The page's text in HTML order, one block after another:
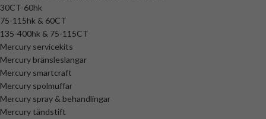
30CT-60hk
75-115hk & 60CT
135-400hk & 75-115CT
Mercury servicekits
Mercury bränsleslangar
Mercury smartcraft
Mercury spolmuffar
Mercury spray & behandlingar
Mercury tändstift